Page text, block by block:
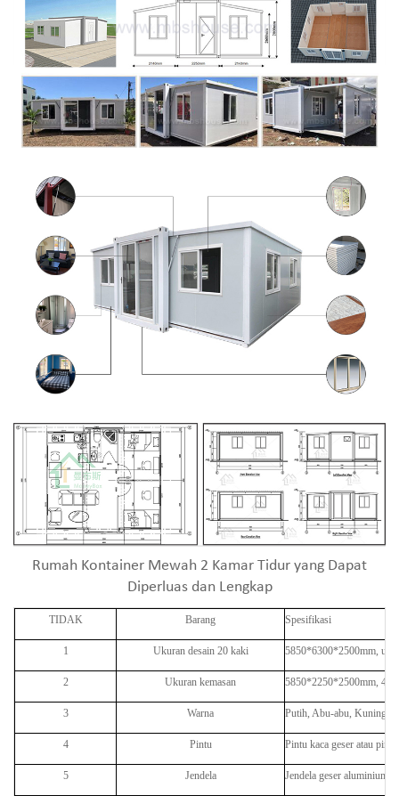
Rumah Kontainer Mewah 2 Kamar Tidur yang Dapat
Diperluas dan Lengkap
TIDAK Barang Spesifikasi
1 Ukuran desain 20 kaki 5850*6300*2500mm,
2 Ukuran kemasan 5850*2250*2500mm, 40
3 Warna Putih, Abu-abu, Kuning
4 Pintu Pintu kaca geser atau
5 Jendela Jendela geser aluminium